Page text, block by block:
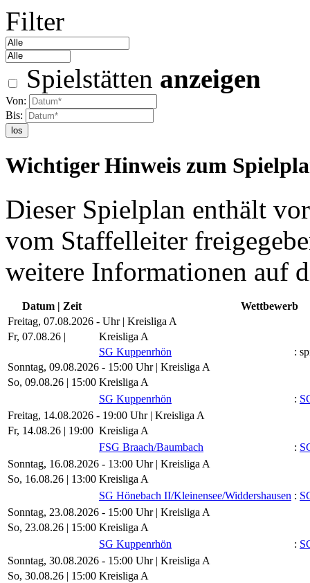
Filter
Spielstätten anzeigen
Von:
Bis:
los
Wichtiger Hinweis zum
Dieser Spielplan enthält
vom Staffelleiter
weitere Informationen auf
Datum | Zeit
Wettbewerb
Freitag, 07.08.2026 - Uhr | Kreisliga A
Fr, 07.08.26 |
Kreisliga A
SG Kuppenrhön
:
Sonntag, 09.08.2026 - 15:00 Uhr | Kreisliga A
So, 09.08.26 | 15:00 Kreisliga A
SG Kuppenrhön
:
Freitag, 14.08.2026 - 19:00 Uhr | Kreisliga A
Fr, 14.08.26 | 19:00 Kreisliga A
FSG Braach/​Baumbach
:
Sonntag, 16.08.2026 - 13:00 Uhr | Kreisliga A
So, 16.08.26 | 13:00 Kreisliga A
SG Hönebach II/​Kleinensee/​Widdershausen :
Sonntag, 23.08.2026 - 15:00 Uhr | Kreisliga A
So, 23.08.26 | 15:00 Kreisliga A
SG Kuppenrhön
:
Sonntag, 30.08.2026 - 15:00 Uhr | Kreisliga A
So, 30.08.26 | 15:00 Kreisliga A